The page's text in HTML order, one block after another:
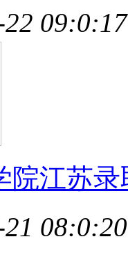
09:0:17
院江苏录
08:0:20